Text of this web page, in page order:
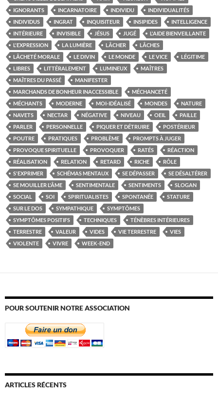
IGNORANTS
INCARNATOIRE INDIVIDU
INDIVIDUALITÉS
INDIVIDUS
INGRAT INQUISITEUR INSIPIDES
INTELLIGENCE
INTÉRIEURE
INVISIBLE JÉSUS JUGÉ
L'AIDE BIENVEILLANTE
L'EXPRESSION
LA LUMIÈRE LÂCHER
LÂCHES
LÂCHETÉ MORALE
LE DIVIN LE MONDE LE VICE
LÉGITIME
LIBRES
LITTÉRALEMENT LUMINEUX
MAÎTRES
MAÎTRES DU PASSÉ
MANIFESTER
MARCHANDS DE BONHEUR INACCESSIBLE
MÉCHANCETÉ
MÉCHANTS
MODERNE MOI-IDÉALISÉ MONDES
NATURE
NAVETS
NECTAR NÉGATIVE NIVEAU OEIL
PAILLE
PARLER
PERSONNELLE PIQUER ET DÉTRUIRE
POSTÉRIEUR
POUTRE
PRATIQUES PROBLÈME
PROMPTS À JUGER
PROVOQUE SPIRITUELLE
PROVOQUER RATÉS
RÉACTION
RÉALISATION
RELATION RETARD RICHE
RÔLE
S'EXPRIMER
SCHÉMAS MENTAUX SE DÉPASSER
SE DÉSALTÉRER
SE MOUILLER L'ÂME
SENTIMENTALE SENTIMENTS
SLOGAN
SOCIAL
SOI SPIRITUALISTES SPONTANÉE
STATURE
SUR LE DOS
SYMPATHIQUE
SYMPTÔMES
SYMPTÔMES POSITIFS
TECHNIQUES
TÉNÈBRES INTÉRIEURES
TERRESTRE
VALEUR VIDES VIE TERRESTRE
VIES
VIOLENTE
VIVRE WEEK-END
POUR SOUTENIR NOTRE ASSOCIATION
ARTICLES RÉCENTS